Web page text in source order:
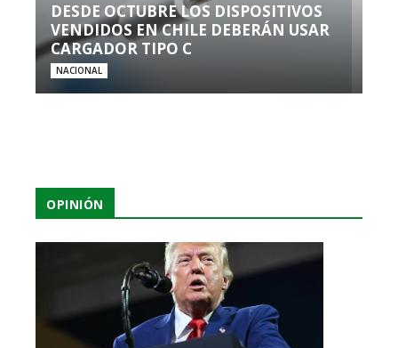
DESDE OCTUBRE LOS DISPOSITIVOS
VENDIDOS EN CHILE DEBERÁN USAR
CARGADOR TIPO C
NACIONAL
OPINIÓN